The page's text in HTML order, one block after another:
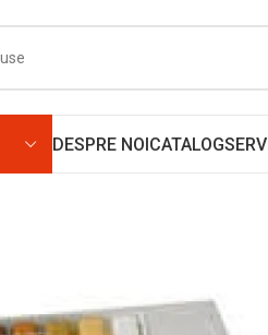
DESPRE NOICATALOG